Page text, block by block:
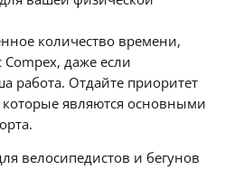
количество времени,
даже если
работа. Отдайте приоритет
являются основными
велосипедистов и бегунов